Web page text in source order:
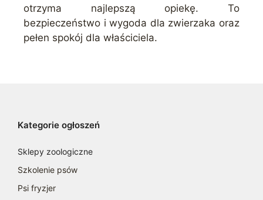
otrzyma najlepszą opiekę. To
bezpieczeństwo i wygoda dla zwierzaka oraz
pełen spokój dla właściciela.
Kategorie ogłoszeń
Sklepy zoologiczne
Szkolenie psów
Psi fryzjer